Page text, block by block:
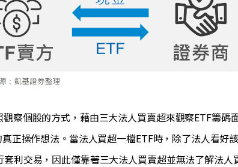
察個股的方式，藉由三大法人買賣超來觀察ETF籌
正操作想法。當法人買超一檔ETF時，除了法人看好
利交易，因此僅靠著三大法人買賣超並無法了解法人